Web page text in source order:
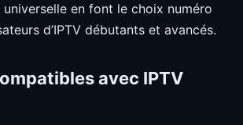
en font le choix numéro
d’IPTV débutants et avancés.
avec IPTV